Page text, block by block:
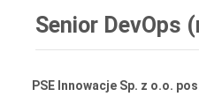
Senior DevOps
PSE Innowacje Sp. z o.o.